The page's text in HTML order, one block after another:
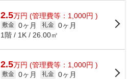
2.5万円 (管理費等：1,000円 )
敷金 0ヶ月 礼金 0ヶ月
1階 / 1K / 26.00㎡
2.5万円 (管理費等：1,000円 )
敷金 0ヶ月 礼金 0ヶ月